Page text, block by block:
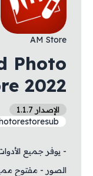
AM Store
Photo
2022
الإصدار 1.1.7
- يوفر جميع
الصور - مفتوح